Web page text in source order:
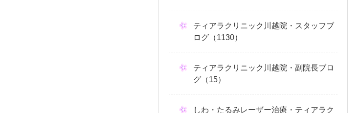
ティアラクリニック川越院・スタッフブ
ログ（1130）
ティアラクリニック川越院・副院長ブロ
グ（15）
しわ・たるみレーザー治療・ティアラク